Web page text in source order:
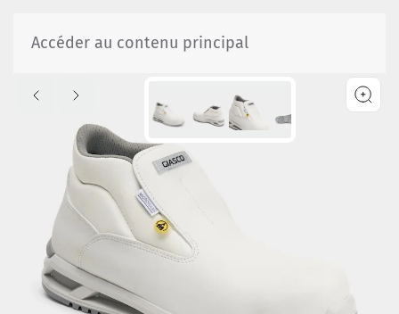
Accéder au contenu principal